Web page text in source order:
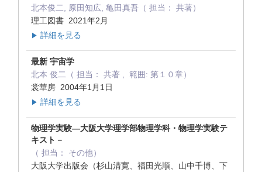
北本俊二, 原田知広, 亀田真吾（ 担当： 共著）
理工図書 2021年2月
▶ 詳細を見る
最新 宇宙学
北本 俊二（ 担当： 共著 , 範囲: 第１０章）
裳華房 2004年1月1日
▶ 詳細を見る
物理学実験―大阪大学理学部物理学科・物理学実験テ
キスト－
（ 担当： その他）
大阪大学出版会（杉山清寛、福田光順、山中千博、下